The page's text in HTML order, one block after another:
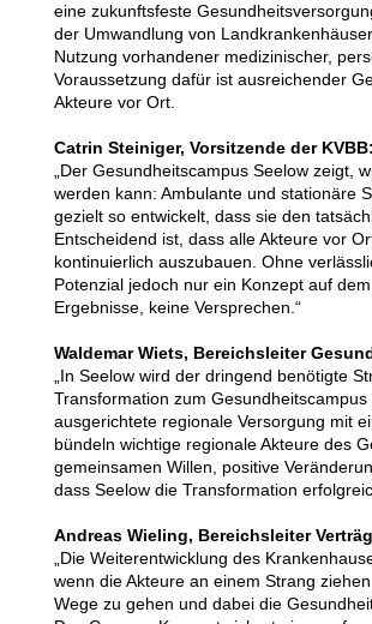
eine zukunftsfeste
der Umwandlung von
Nutzung vorhandener medizinischer,
Voraussetzung dafür ist ausreichender
Akteure vor Ort.
Catrin Steiniger, Vorsitzende der KVBB:
„Der Gesundheitscampus Seelow zeigt,
werden kann: Ambulante und stationäre
gezielt so entwickelt, dass sie den
Entscheidend ist, dass alle Akteure vor
kontinuierlich auszubauen. Ohne
Potenzial jedoch nur ein Konzept auf
Ergebnisse, keine Versprechen.“
Waldemar Wiets, Bereichsleiter
„In Seelow wird der dringend benötigte
Transformation zum
ausgerichtete regionale Versorgung mit
bündeln wichtige regionale Akteure des
gemeinsamen Willen, positive
dass Seelow die Transformation
Andreas Wieling, Bereichsleiter
„Die Weiterentwicklung des
wenn die Akteure an einem Strang
Wege zu gehen und dabei die